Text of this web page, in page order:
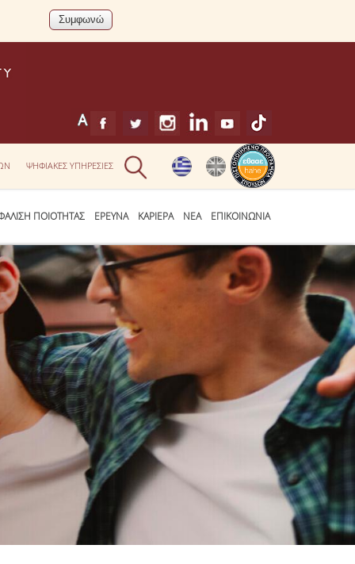
ΨΗΦΙΑΚΕΣ ΥΠΗΡΕΣΙΕΣ
ΠΟΙΟΤΗΤΑΣ ΕΡΕΥΝΑ ΚΑΡΙΕΡΑ ΝΕΑ ΕΠΙΚΟΙΝΩΝΙΑ